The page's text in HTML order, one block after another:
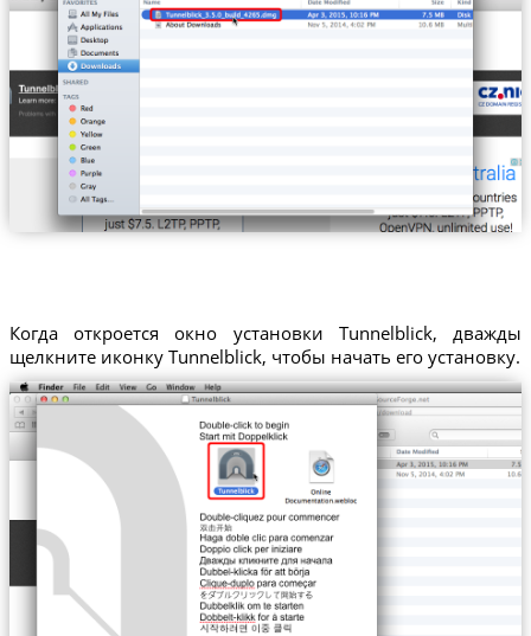
Когда откроется окно установки Tunnelblick, дважды
щелкните иконку Tunnelblick, чтобы начать его установку.